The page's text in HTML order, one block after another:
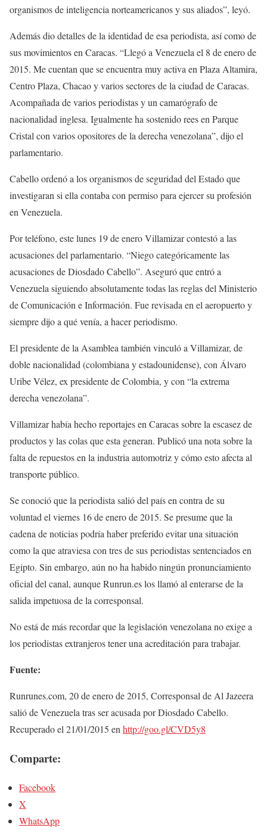
organismos de inteligencia norteamericanos y sus aliados”, leyó.
Además dio detalles de la identidad de esa periodista, así como de
sus movimientos en Caracas. “Llegó a Venezuela el 8 de enero de
2015. Me cuentan que se encuentra muy activa en Plaza Altamira,
Centro Plaza, Chacao y varios sectores de la ciudad de Caracas.
Acompañada de varios periodistas y un camarógrafo de
nacionalidad inglesa. Igualmente ha sostenido rees en Parque
Cristal con varios opositores de la derecha venezolana”, dijo el
parlamentario.
Cabello ordenó a los organismos de seguridad del Estado que
investigaran si ella contaba con permiso para ejercer su profesión
en Venezuela.
Por teléfono, este lunes 19 de enero Villamizar contestó a las
acusaciones del parlamentario. “Niego categóricamente las
acusaciones de Diosdado Cabello”. Aseguró que entró a
Venezuela siguiendo absolutamente todas las reglas del Ministerio
de Comunicación e Información. Fue revisada en el aeropuerto y
siempre dijo a qué venía, a hacer periodismo.
El presidente de la Asamblea también vinculó a Villamizar, de
doble nacionalidad (colombiana y estadounidense), con Álvaro
Uribe Vélez, ex presidente de Colombia, y con “la extrema
derecha venezolana”.
Villamizar había hecho reportajes en Caracas sobre la escasez de
productos y las colas que esta generan. Publicó una nota sobre la
falta de repuestos en la industria automotriz y cómo esto afecta al
transporte público.
Se conoció que la periodista salió del país en contra de su
voluntad el viernes 16 de enero de 2015. Se presume que la
cadena de noticias podría haber preferido evitar una situación
como la que atraviesa con tres de sus periodistas sentenciados en
Egipto. Sin embargo, aún no ha habido ningún pronunciamiento
oficial del canal, aunque Runrun.es los llamó al enterarse de la
salida impetuosa de la corresponsal.
No está de más recordar que la legislación venezolana no exige a
los periodistas extranjeros tener una acreditación para trabajar.
Fuente:
Runrunes.com, 20 de enero de 2015, Corresponsal de Al Jazeera
salió de Venezuela tras ser acusada por Diosdado Cabello.
Recuperado el 21/01/2015 en http://goo.gl/CVD5y8
Comparte:
Facebook
X
WhatsApp